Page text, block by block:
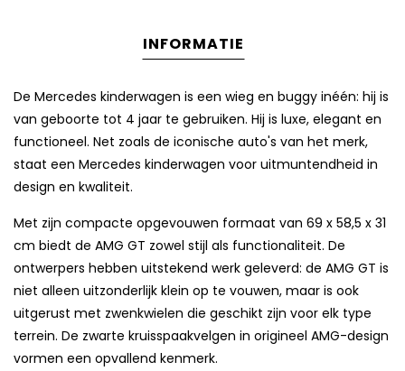
INFORMATIE
De Mercedes kinderwagen is een wieg en buggy inéén: hij is
van geboorte tot 4 jaar te gebruiken. Hij is luxe, elegant en
functioneel. Net zoals de iconische auto's van het merk,
staat een Mercedes kinderwagen voor uitmuntendheid in
design en kwaliteit.
Met zijn compacte opgevouwen formaat van 69 x 58,5 x 31
cm biedt de AMG GT zowel stijl als functionaliteit. De
ontwerpers hebben uitstekend werk geleverd: de AMG GT is
niet alleen uitzonderlijk klein op te vouwen, maar is ook
uitgerust met zwenkwielen die geschikt zijn voor elk type
terrein. De zwarte kruisspaakvelgen in origineel AMG-design
vormen een opvallend kenmerk.